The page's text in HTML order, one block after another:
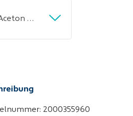
Aceton 1l Dose TECWERK
2000355960